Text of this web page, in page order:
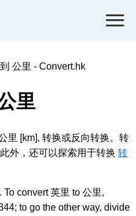
公里 - Convert.hk
里
里 [km], 转换或反向转换。转
外，还可以探索用于转换 转
To convert 英里 to 公里,
to go the other way, divide